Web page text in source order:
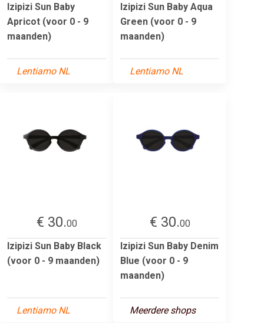
Izipizi Sun Baby
Apricot (voor 0 - 9
maanden)
Lentiamo NL
Izipizi Sun Baby Aqua
Green (voor 0 - 9
maanden)
Lentiamo NL
€ 30.00
Izipizi Sun Baby Black
(voor 0 - 9 maanden)
Lentiamo NL
€ 30.00
Izipizi Sun Baby Denim
Blue (voor 0 - 9
maanden)
Meerdere shops